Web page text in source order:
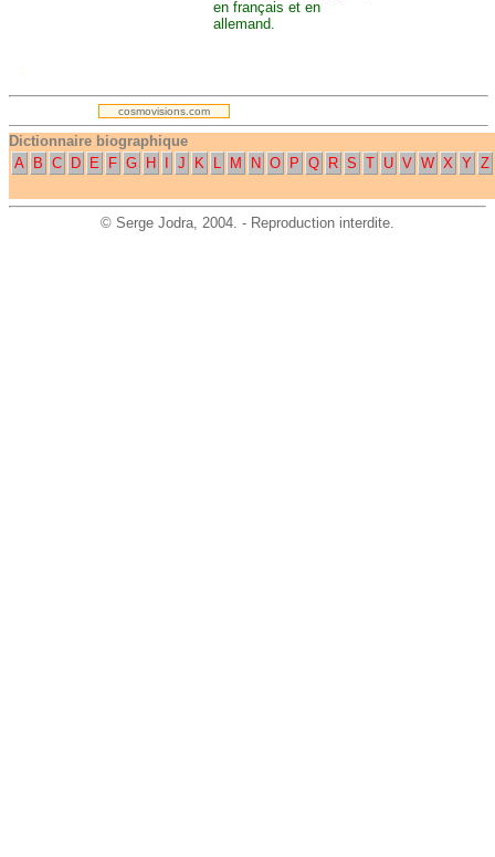
en français et en
allemand.
.
cosmovisions.com
Dictionnaire biographique
A
B C D E F G H J K L M N O P Q R S T U V W X Y Z
© Serge Jodra, 2004. - Reproduction interdite.